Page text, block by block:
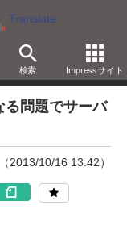
Translate
検索 Impressサイト
問題でサーバ
（2013/10/16 13:42）